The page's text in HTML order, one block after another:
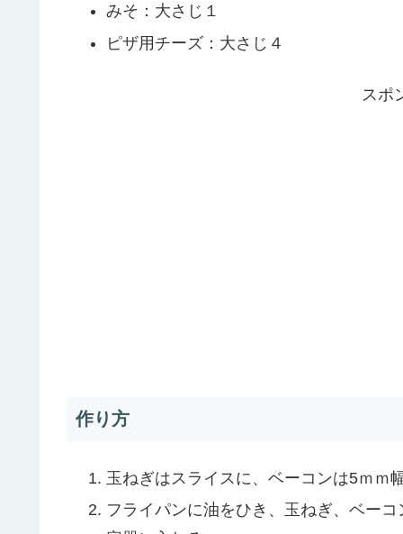
みそ：大さじ１
ピザ用チーズ：大さじ４
スポ
作り方
玉ねぎはスライスに、ベーコンは5ｍｍ
フライパンに油をひき、玉ねぎ、ベー